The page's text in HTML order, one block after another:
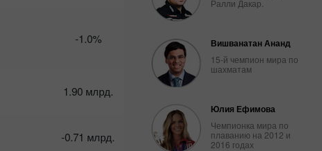
доллар на
февраля:
-1.0%
1.90 млрд.
-0.71 млрд.
Ралли Дакар.
Вишванатан Ананд
15-й чемпион мира по
шахматам
Юлия Ефимова
Чемпионка мира по
плаванию на 2012 и
2016 годах